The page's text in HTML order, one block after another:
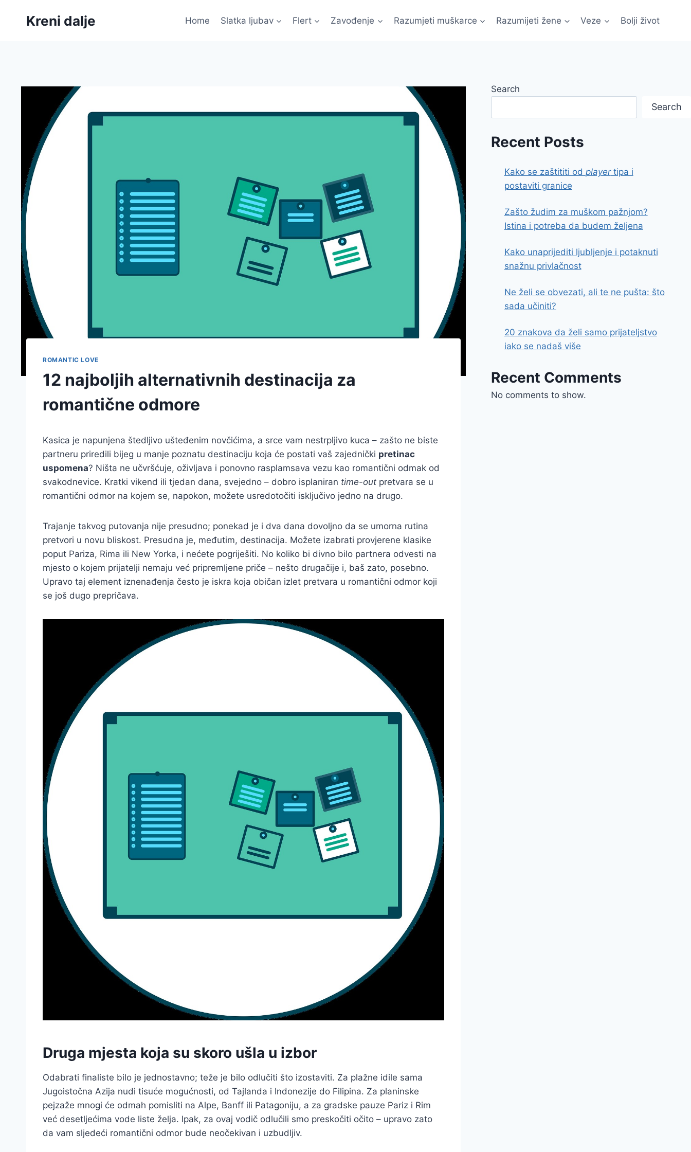
Kreni dalje Home Slatka ljubav Flert Zavođenje Razumjeti muškarce Razumijeti žene Veze Bolji život
ROMANTIC LOVE
12 najboljih alternativnih destinacija za
romantične odmore
Kasica je napunjena štedljivo ušteđenim novčićima, a srce vam nestrpljivo kuca – zašto ne biste
partneru priredili bijeg u manje poznatu destinaciju koja će postati vaš zajednički pretinac
uspomena? Ništa ne učvršćuje, oživljava i ponovno rasplamsava vezu kao romantični odmak od
svakodnevice. Kratki vikend ili tjedan dana, svejedno – dobro isplaniran time-out pretvara se u
romantični odmor na kojem se, napokon, možete usredotočiti isključivo jedno na drugo.
Trajanje takvog putovanja nije presudno; ponekad je i dva dana dovoljno da se umorna rutina
pretvori u novu bliskost. Presudna je, međutim, destinacija. Možete izabrati provjerene klasike
poput Pariza, Rima ili New Yorka, i nećete pogriješiti. No koliko bi divno bilo partnera odvesti na
mjesto o kojem prijatelji nemaju već pripremljene priče – nešto drugačije i, baš zato, posebno.
Upravo taj element iznenađenja često je iskra koja običan izlet pretvara u romantični odmor koji
se još dugo prepričava.
Druga mjesta koja su skoro ušla u izbor
Odabrati finaliste bilo je jednostavno; teže je bilo odlučiti što izostaviti. Za plažne idile sama
Jugoistočna Azija nudi tisuće mogućnosti, od Tajlanda i Indonezije do Filipina. Za planinske
pejzaže mnogi će odmah pomisliti na Alpe, Banff ili Patagoniju, a za gradske pauze Pariz i Rim
već desetljećima vode liste želja. Ipak, za ovaj vodič odlučili smo preskočiti očito – upravo zato
da vam sljedeći romantični odmor bude neočekivan i uzbudljiv.
Search
Search
Recent Posts
Kako se zaštititi od playertipa i
postaviti granice
Zašto žudim za muškom pažnjom?
Istina i potreba da budem željena
Kako unaprijediti ljubljenje i potaknuti
snažnu privlačnost
Ne želi se obvezati, ali te ne pušta: što
sada učiniti?
20 znakova da želi samo prijateljstvo
iako se nadaš više
Recent Comments
No comments to show.